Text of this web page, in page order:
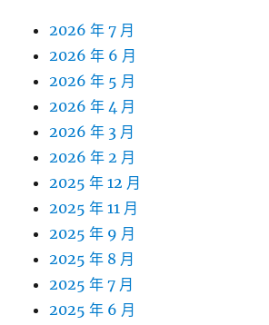
2026 年 7 月
2026 年 6 月
2026 年 5 月
2026 年 4 月
2026 年 3 月
2026 年 2 月
2025 年 12 月
2025 年 11 月
2025 年 9 月
2025 年 8 月
2025 年 7 月
2025 年 6 月